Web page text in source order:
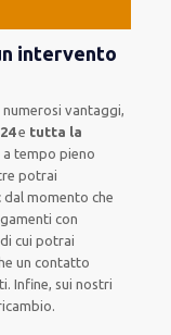
intervento
numerosi vantaggi,
e tutta la
a tempo pieno
potrai
dal momento che
con
di cui potrai
uncontatto
.Infine, sui nostri